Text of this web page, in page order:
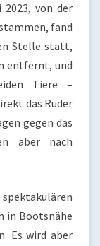
2023, von der
fand
Stelle statt,
entfernt, und
Tiere –
das Ruder
gegen das
aber nach
in Bootsnähe
Es wird aber